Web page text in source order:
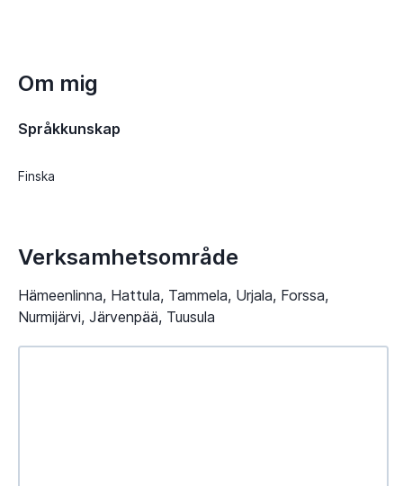
Om mig
Språkkunskap
Finska
Verksamhetsområde
Hämeenlinna, Hattula, Tammela, Urjala, Forssa,
Nurmijärvi, Järvenpää, Tuusula